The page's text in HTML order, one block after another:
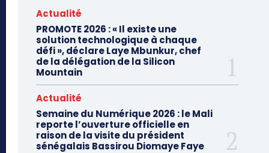
Actualité
PROMOTE 2026 : « Il existe une
solution technologique à chaque
défi », déclare Laye Mbunkur, chef
de la délégation de la Silicon
Mountain
Actualité
Semaine du Numérique 2026 : le Mali
reporte l’ouverture officielle en
raison de la visite du président
sénégalais Bassirou Diomaye Faye